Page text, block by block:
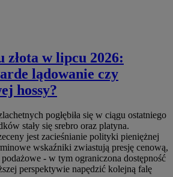
w lipcu 2026:
lądowanie czy
hossy?
pogłębiła się w ciągu ostatniego
stały się srebro oraz platyna.
jest zacieśnianie polityki pieniężnej
wskaźniki zwiastują presję cenową,
- w tym ograniczona dostępność
perspektywie napędzić kolejną falę